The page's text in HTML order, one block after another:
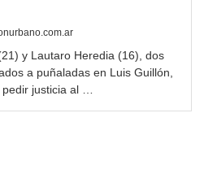
y Lautaro Heredia (16), dos
a puñaladas en Luis Guillón,
justicia al …